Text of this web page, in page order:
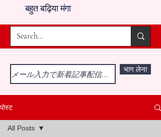
बहुत बढ़िया मंगा
भाग लेना
पोस्ट
All Posts